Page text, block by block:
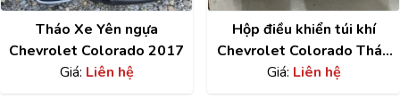
Tháo Xe Yên ngựa
Chevrolet Colorado 2017
Giá: Liên hệ
Hộp điều khiển túi khí
Chevrolet Colorado Tháo
Xe 13534765
Giá: Liên hệ